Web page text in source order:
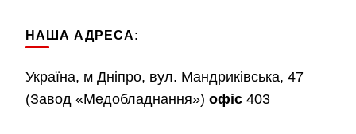
НАША АДРЕСА:
Україна, м Дніпро, вул. Мандриківська, 47
(Завод «Медобладнання») офіс 403